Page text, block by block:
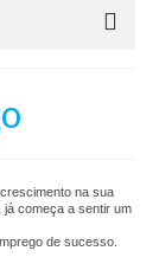
na sua
começa a sentir um
de sucesso.